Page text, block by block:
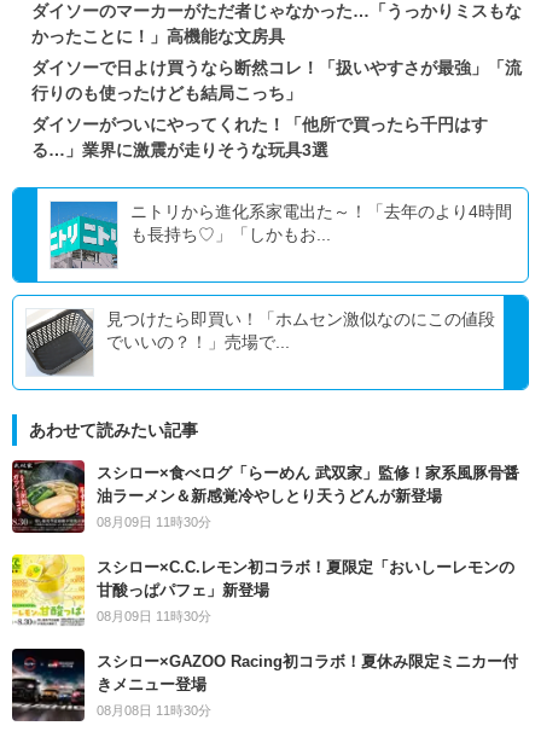
ダイソーのマーカーがただ者じゃなかった…「うっかりミスもな
かったことに！」高機能な文房具
ダイソーで日よけ買うなら断然コレ！「扱いやすさが最強」「流
行りのも使ったけども結局こっち」
ダイソーがついにやってくれた！「他所で買ったら千円はす
る…」業界に激震が走りそうな玩具3選
ニトリから進化系家電出た～！「去年のより4時間
も長持ち♡」「しかもお...
見つけたら即買い！「ホムセン激似なのにこの値段
でいいの？！」売場で...
あわせて読みたい記事
スシロー×食べログ「らーめん 武双家」監修！家系風豚骨醤
油ラーメン＆新感覚冷やしとり天うどんが新登場
08月09日 11時30分
スシロー×C.C.レモン初コラボ！夏限定「おいしーレモンの
甘酸っぱパフェ」新登場
08月09日 11時30分
スシロー×GAZOO Racing初コラボ！夏休み限定ミニカー付
きメニュー登場
08月08日 11時30分